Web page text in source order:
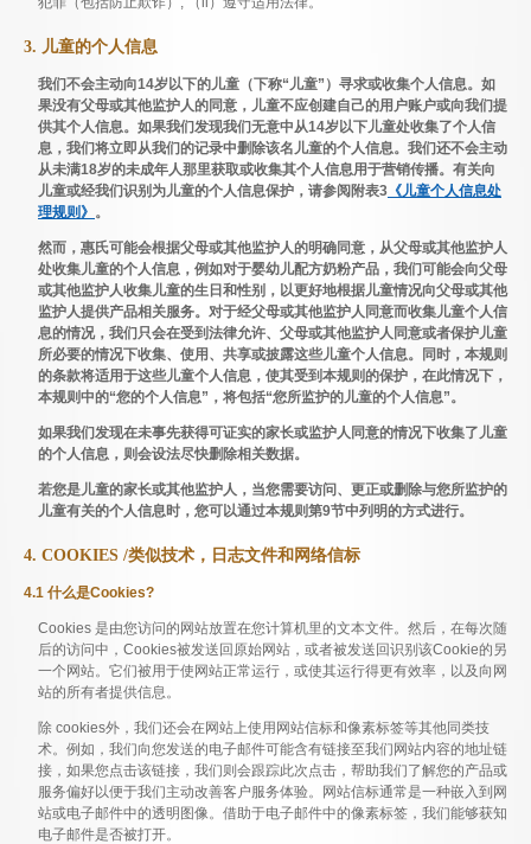
3. 儿童的个人信息
我们不会主动向14岁以下的儿童（下称“儿童”）寻求或收集个人信息。如
果没有父母或其他监护人的同意，儿童不应创建自己的用户账户或向我们提
供其个人信息。如果我们发现我们无意中从14岁以下儿童处收集了个人信
息，我们将立即从我们的记录中删除该名儿童的个人信息。我们还不会主动
从未满18岁的未成年人那里获取或收集其个人信息用于营销传播。有关向
儿童或经我们识别为儿童的个人信息保护，请参阅附表3 《儿童个人信息处
理规则》 。
然而，惠氏可能会根据父母或其他监护人的明确同意，从父母或其他监护人
处收集儿童的个人信息，例如对于婴幼儿配方奶粉产品，我们可能会向父母
或其他监护人收集儿童的生日和性别，以更好地根据儿童情况向父母或其他
监护人提供产品相关服务。对于经父母或其他监护人同意而收集儿童个人信
息的情况，我们只会在受到法律允许、父母或其他监护人同意或者保护儿童
所必要的情况下收集、使用、共享或披露这些儿童个人信息。同时，本规则
的条款将适用于这些儿童个人信息，使其受到本规则的保护，在此情况下，
本规则中的“您的个人信息”，将包括“您所监护的儿童的个人信息”。
如果我们发现在未事先获得可证实的家长或监护人同意的情况下收集了儿童
的个人信息，则会设法尽快删除相关数据。
若您是儿童的家长或其他监护人，当您需要访问、更正或删除与您所监护的
儿童有关的个人信息时，您可以通过本规则第9节中列明的方式进行。
4. COOKIES /类似技术，日志文件和网络信标
4.1 什么是Cookies?
Cookies 是由您访问的网站放置在您计算机里的文本文件。然后，在每次随
后的访问中，Cookies被发送回原始网站，或者被发送回识别该Cookie的另
一个网站。它们被用于使网站正常运行，或使其运行得更有效率，以及向网
站的所有者提供信息。
除 cookies外，我们还会在网站上使用网站信标和像素标签等其他同类技
术。例如，我们向您发送的电子邮件可能含有链接至我们网站内容的地址链
接，如果您点击该链接，我们则会跟踪此次点击，帮助我们了解您的产品或
服务偏好以便于我们主动改善客户服务体验。网站信标通常是一种嵌入到网
站或电子邮件中的透明图像。借助于电子邮件中的像素标签，我们能够获知
电子邮件是否被打开。